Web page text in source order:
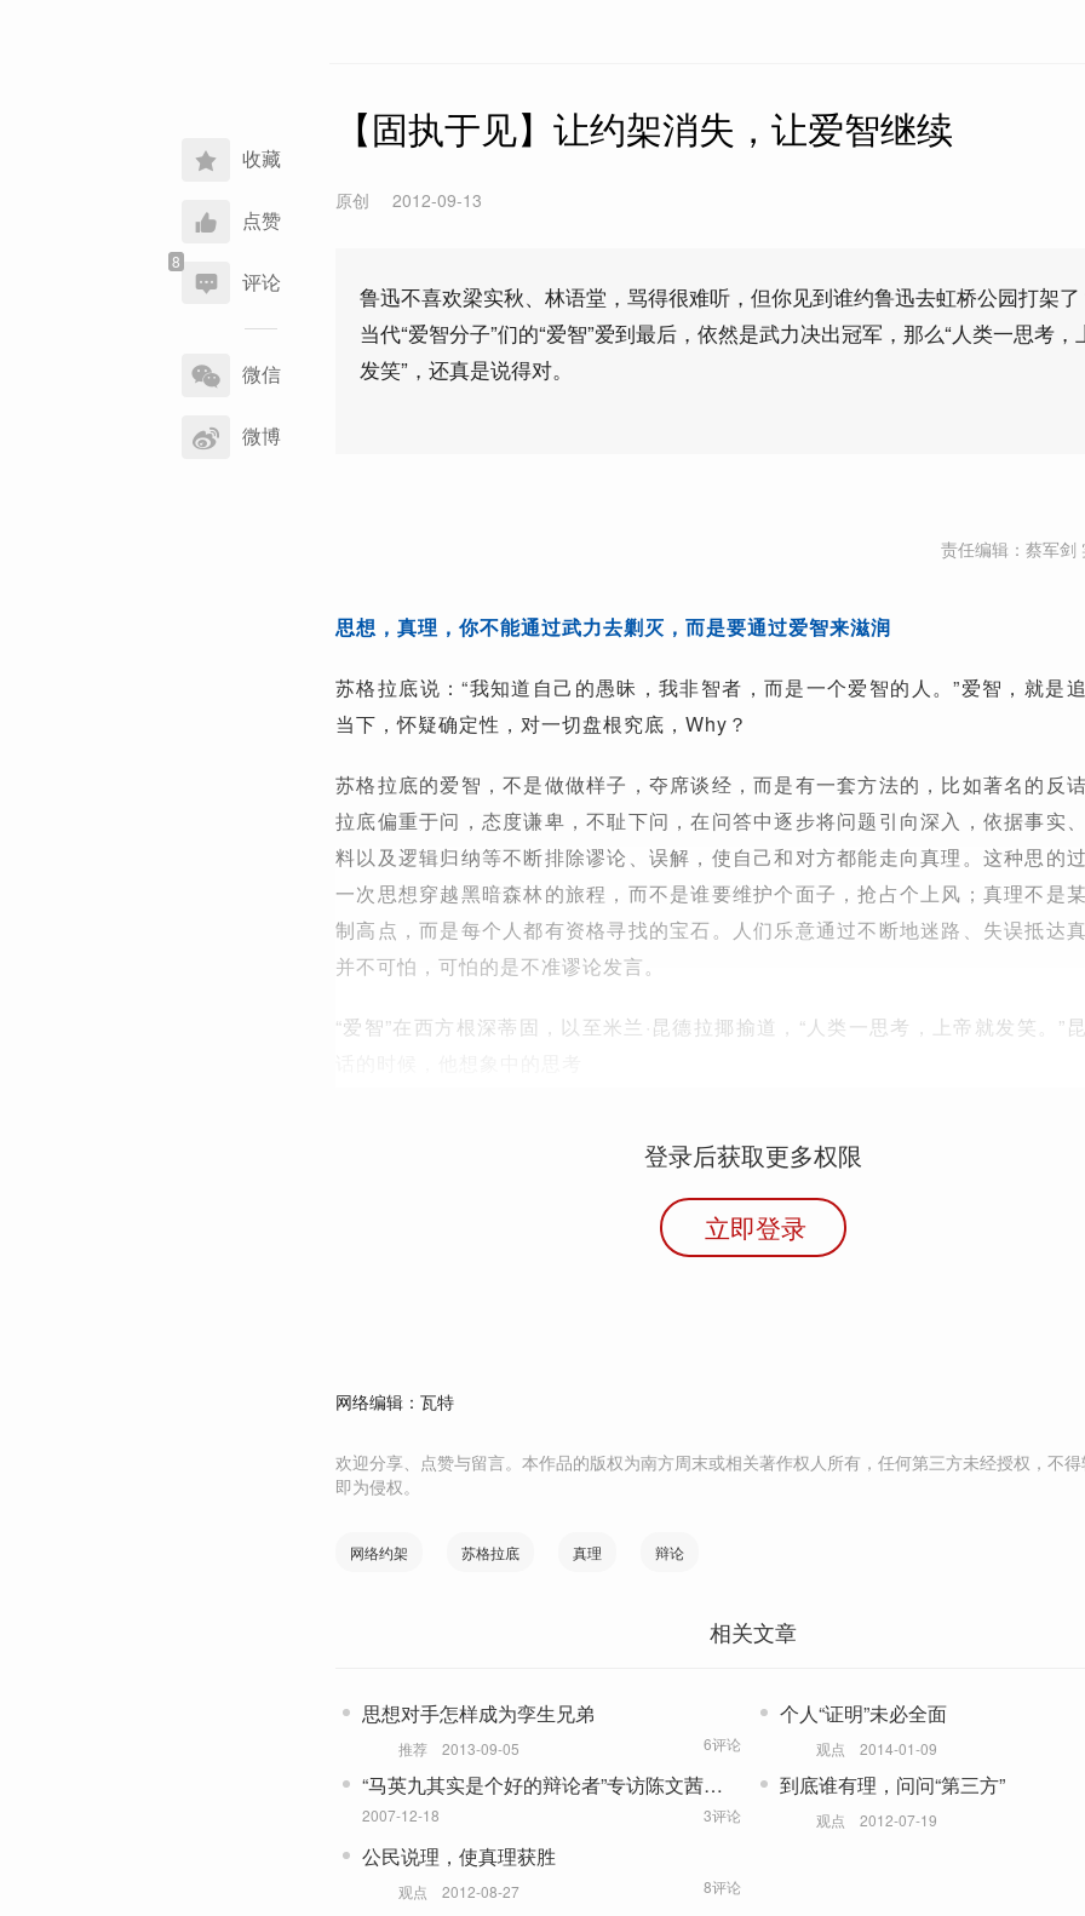
收藏
点赞
评论
享
到
微信
微博
【固执于见】让约架消失，让爱智继续
原创 2012-09-13
鲁迅不喜欢梁实秋、林语堂，骂得很难听，但你见到谁约鲁迅去虹桥公园打架
当代“爱智分子”们的“爱智”爱到最后，依然是武力决出冠军，那么“人类一思考，
发笑”，还真是说得对。
责任编辑：蔡军剑
思想，真理，你不能通过武力去剿灭，而是要通过爱智来滋润
苏格拉底说：“我知道自己的愚昧，我非智者，而是一个爱智的人。”爱智，就是
当下，怀疑确定性，对一切盘根究底，Why？
苏格拉底的爱智，不是做做样子，夺席谈经，而是有一套方法的，比如著名的反
拉底偏重于问，态度谦卑，不耻下问，在问答中逐步将问题引向深入，依据事实
料以及逻辑归纳等不断排除谬论、误解，使自己和对方都能走向真理。这种思的
一次思想穿越黑暗森林的旅程，而不是谁要维护个面子，抢占个上风；真理不是
制高点，而是每个人都有资格寻找的宝石。人们乐意通过不断地迷路、失误抵达
并不可怕，可怕的是不准谬论发言。
“爱智”在西方根深蒂固，以至米兰·昆德拉揶揄道，“人类一思考，上帝就发笑。”
登录后获取更多权限
立即登录
网络编辑：瓦特
欢迎分享、点赞与留言。本作品的版权为南方周末或相关著作权人所有，任何第三方未经授权，不
即为侵权。
网络约架 苏格拉底 真理 辩论
相关文章
思想对手怎样成为孪生兄弟
推荐 2013-09-05 6评论
个人“证明”未必全面
观点 2014-01-09
“马英九其实是个好的辩论者”专访陈文茜：
政治，辩术与诈术
2007-12-18 3评论
到底谁有理，问问“第三方”
观点 2012-07-19
公民说理，使真理获胜
观点 2012-08-27 8评论